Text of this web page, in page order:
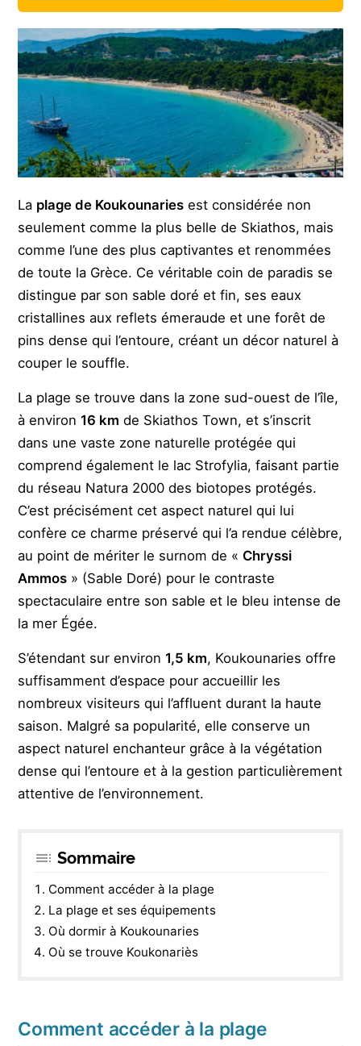
La plage de Koukounaries est considérée non
seulement comme la plus belle de Skiathos, mais
comme l’une des plus captivantes et renommées
de toute la Grèce. Ce véritable coin de paradis se
distingue par son sable doré et fin, ses eaux
cristallines aux reflets émeraude et une forêt de
pins dense qui l’entoure, créant un décor naturel à
couper le souffle.
La plage se trouve dans la zone sud-ouest de l’île,
à environ 16 km de Skiathos Town, et s’inscrit
dans une vaste zone naturelle protégée qui
comprend également le lac Strofylia, faisant partie
du réseau Natura 2000 des biotopes protégés.
C’est précisément cet aspect naturel qui lui
confère ce charme préservé qui l’a rendue célèbre,
au point de mériter le surnom de « Chryssi
Ammos » (Sable Doré) pour le contraste
spectaculaire entre son sable et le bleu intense de
la mer Égée.
S’étendant sur environ 1,5 km, Koukounaries offre
suffisamment d’espace pour accueillir les
nombreux visiteurs qui l’affluent durant la haute
saison. Malgré sa popularité, elle conserve un
aspect naturel enchanteur grâce à la végétation
dense qui l’entoure et à la gestion particulièrement
attentive de l’environnement.
Sommaire
Comment accéder à la plage
La plage et ses équipements
Où dormir à Koukounaries
Où se trouve Koukonariès
Comment accéder à la plage